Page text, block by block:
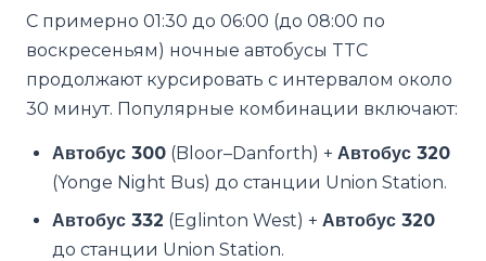
С примерно 01:30 до 06:00 (до 08:00 по
воскресеньям) ночные автобусы TTC
продолжают курсировать с интервалом около
30 минут. Популярные комбинации включают:
Автобус 300 (Bloor–Danforth) + Автобус 320
(Yonge Night Bus) до станции Union Station.
Автобус 332 (Eglinton West) + Автобус 320
до станции Union Station.